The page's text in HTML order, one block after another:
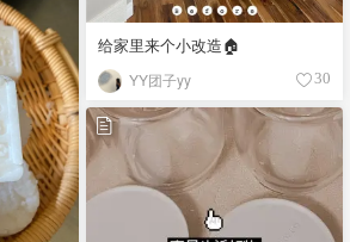
给家里来个小改造🏠
YY团子yy 30